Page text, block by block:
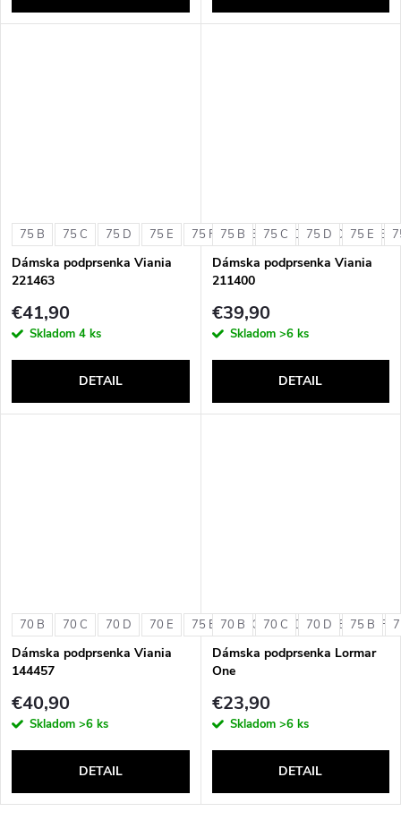
75 B 75 C 75 D 75 E 75 F 80 B 80 C 80 D 80 E
Dámska podprsenka Viania
221463
€41,90
Skladom 4 ks
DETAIL
75 B 75 C 75 D 75 E
Dámska podprsenka Viania
211400
€39,90
Skladom >6 ks
DETAIL
70 B 70 C 70 D 70 E 75 B 75 C 75 D 75 E 75 F
Dámska podprsenka Viania
144457
€40,90
Skladom >6 ks
DETAIL
70 B 70 C 70 D 75 B
Dámska podprsenka Lormar
One
€23,90
Skladom >6 ks
DETAIL